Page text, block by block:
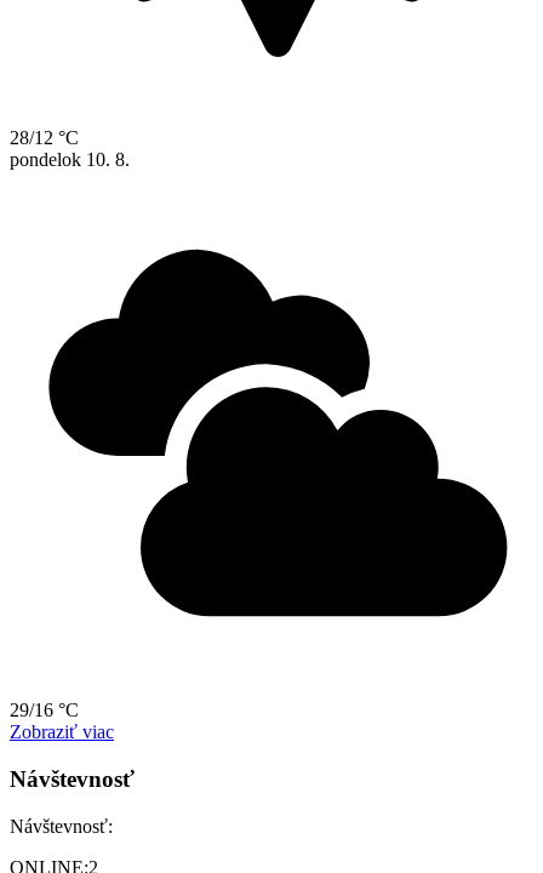
28/12 °C
pondelok 10. 8.
29/16 °C
Zobraziť viac
Návštevnosť
Návštevnosť:
ONLINE:2